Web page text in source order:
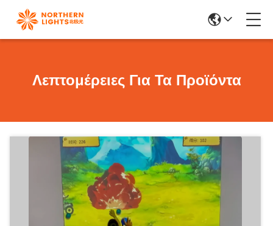
Λεπτομέρειες Για Τα Προϊόντα